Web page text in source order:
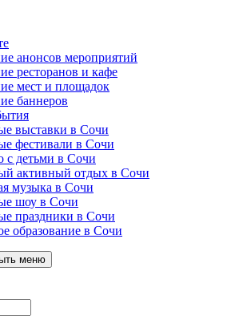
анонсов мероприятий
ресторанов и кафе
мест и площадок
баннеров
выставки в Сочи
фестивали в Сочи
с детьми в Сочи
активный отдых в Сочи
музыка в Сочи
шоу в Сочи
праздники в Сочи
образование в Сочи
меню